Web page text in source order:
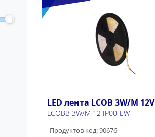
LED лента LCOB 3W/M 12V
LCOBB 3W/M 12 IP00-EW
Продуктов код: 90676